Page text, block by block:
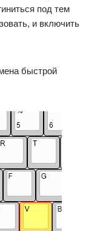
под тем
и включить
быстрой